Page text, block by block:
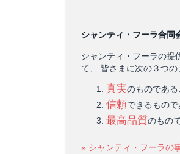
シャンティ・フーラ合同
シャンティ・フーラの提
て、 皆さまに次の３つの
真実のものである
信頼できるもので
最高品質のもの
» シャンティ・フーラの